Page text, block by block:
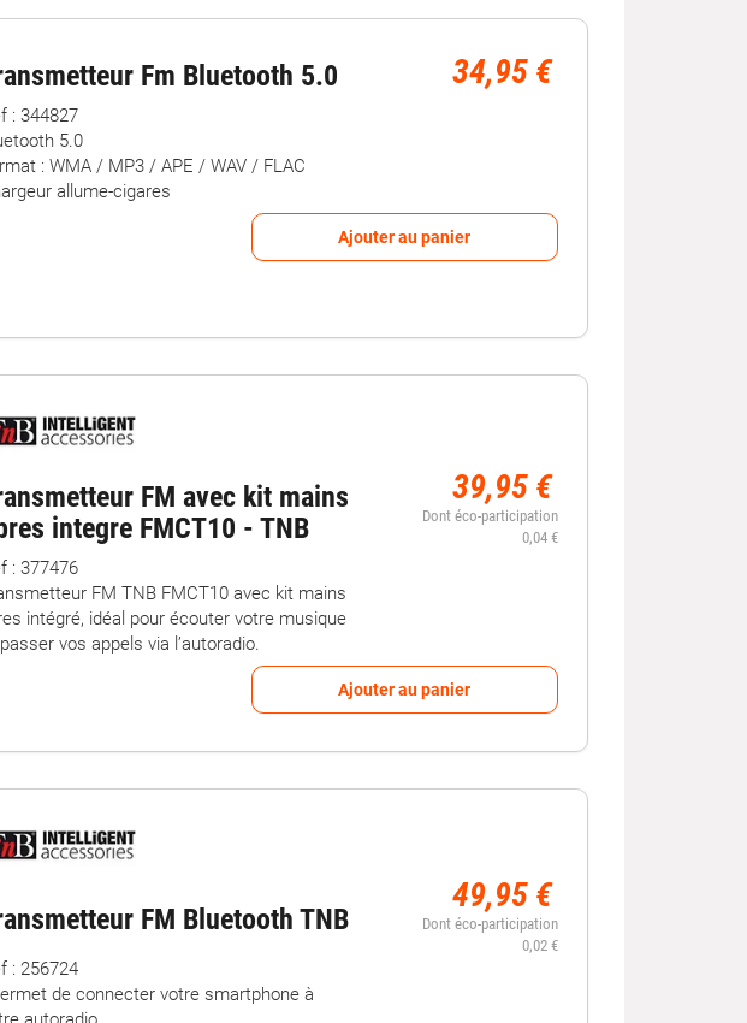
Fm Bluetooth 5.0 34,95 €
: 344827
5.0
: WMA / MP3 / APE / WAV / FLAC
allume-cigares
Ajouter au panier
FM avec kit mains
integre FMCT10 - TNB
39,95 €
Dont éco-participation
0,04 €
: 377476
FM TNB FMCT10 avec kit mains
intégré, idéal pour écouter votre musique
vos appels via l’autoradio.
Ajouter au panier
FM Bluetooth TNB
49,95 €
Dont éco-participation
0,02 €
: 256724
de connecter votre smartphone à